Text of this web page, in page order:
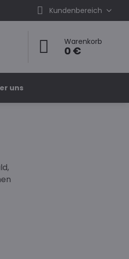
Kundenbereich
Warenkorb
0 €
uns